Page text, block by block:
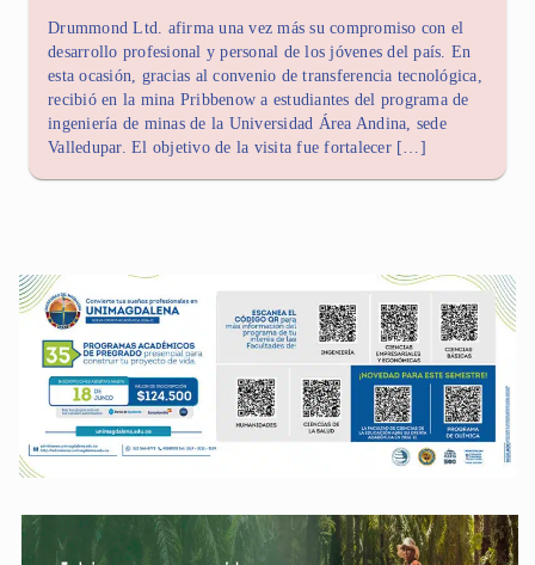
Drummond Ltd. afirma una vez más su compromiso con el
desarrollo profesional y personal de los jóvenes del país. En
esta ocasión, gracias al convenio de transferencia tecnológica,
recibió en la mina Pribbenow a estudiantes del programa de
ingeniería de minas de la Universidad Área Andina, sede
Valledupar. El objetivo de la visita fue fortalecer […]